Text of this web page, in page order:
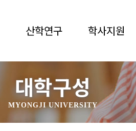
산학연구 학사지원
대학구성
MYONGJI UNIVERSITY